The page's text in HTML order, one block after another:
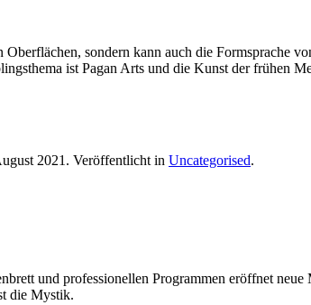
Oberflächen, sondern kann auch die Formsprache
ist Pagan Arts und die Kunst der frühen
2021 . Veröffentlicht in Uncategorised.
und professionellen Programmen eröffnet
die Mystik.